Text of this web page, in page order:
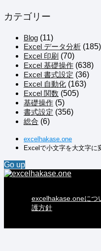
カテゴリー
Blog (11)
Excel データ分析 (185)
Excel 印刷 (70)
Excel 基礎操作 (638)
Excel 書式設定 (36)
Excel 自動化 (163)
Excel 関数 (505)
基礎操作 (5)
書式設定 (356)
総合 (6)
excelhakase.one
Excelで小文字を大文字に
Go up
excelhakase.oneにつ
護方針